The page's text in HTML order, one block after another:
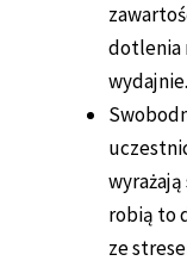
dotlenia
wydajnie.
robią to
ze